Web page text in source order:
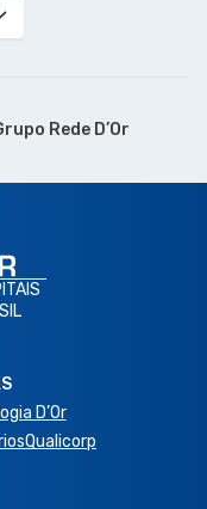
Rede D’Or
D’Or
Qualicorp